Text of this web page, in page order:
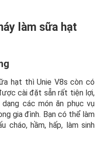
làm sữa hạt
hạt thì Unie V8s còn có
cài đặt sẵn rất tiện lợi,
các món ăn phục vụ
gia đình. Bạn có thể làm
cháo, hầm, hấp, làm sinh